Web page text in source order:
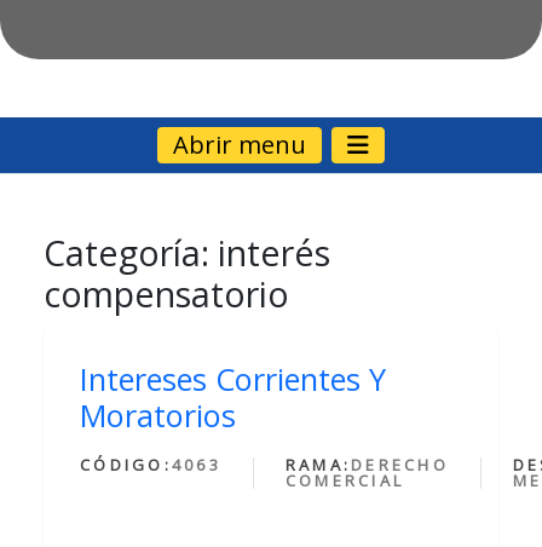
Abrir menu
Categoría: interés
compensatorio
Intereses Corrientes Y
Moratorios
CÓDIGO:4063 RAMA: DERECHO
COMERCIAL